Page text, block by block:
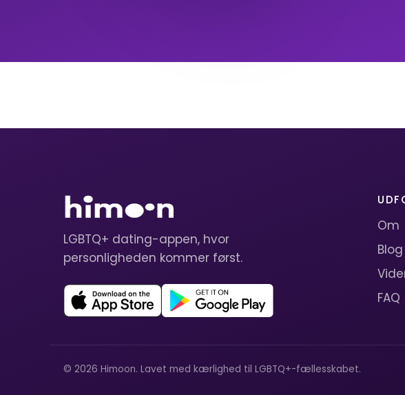
LGBTQ+ dating-appen, hvor
personligheden kommer først.
Om
Blog
FAQ
© 2026 Himoon. Lavet med kærlighed til LGBTQ+-fællesskabet.